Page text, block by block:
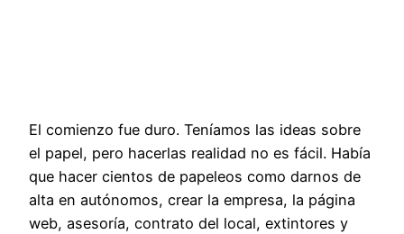
El comienzo fue duro. Teníamos las ideas sobre
el papel, pero hacerlas realidad no es fácil. Había
que hacer cientos de papeleos como darnos de
alta en autónomos, crear la empresa, la página
web, asesoría, contrato del local, extintores y